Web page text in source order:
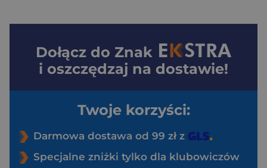
Dołącz do Znak
i oszczędzaj na dostawie!
Twoje korzyści:
Darmowa dostawa od 99 zł z
Specjalne zniżki tylko dla klubowiczów